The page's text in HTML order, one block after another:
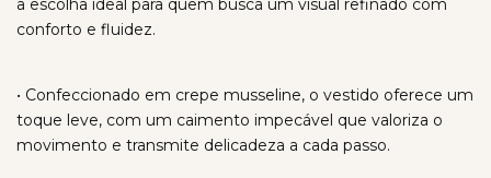
a escolha ideal para quem busca um visual refinado com
conforto e fluidez.
• Confeccionado em crepe musseline, o vestido oferece um
toque leve, com um caimento impecável que valoriza o
movimento e transmite delicadeza a cada passo.